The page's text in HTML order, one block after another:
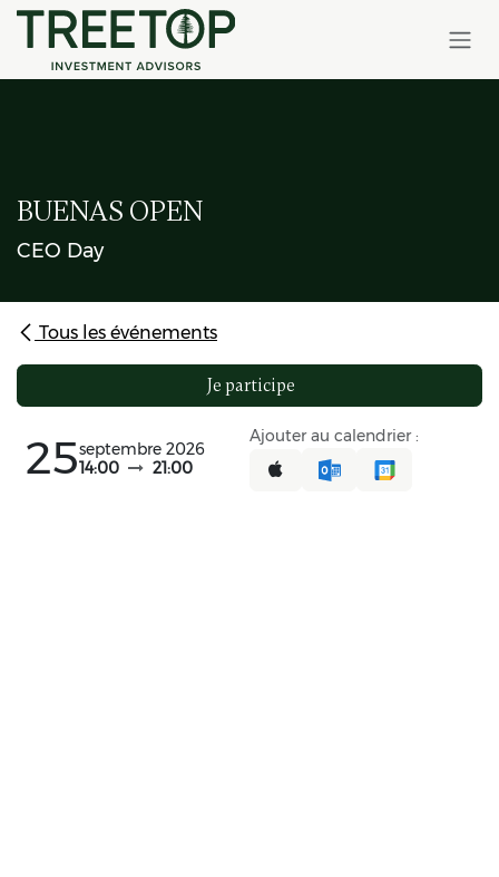
Skip to Content
BUENAS OPEN
CEO Day
Tous les événements
Je participe
25septembre 2026
14:00
21:00
Ajouter au calendrier :